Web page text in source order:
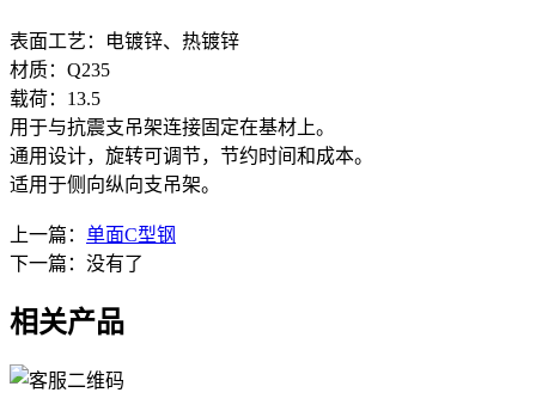
表面工艺：电镀锌、热镀锌
材质：Q235
载荷：13.5
用于与抗震支吊架连接固定在基材上。
通用设计，旋转可调节，节约时间和成本。
适用于侧向纵向支吊架。
上一篇： 单面C型钢
下一篇：没有了
相关产品